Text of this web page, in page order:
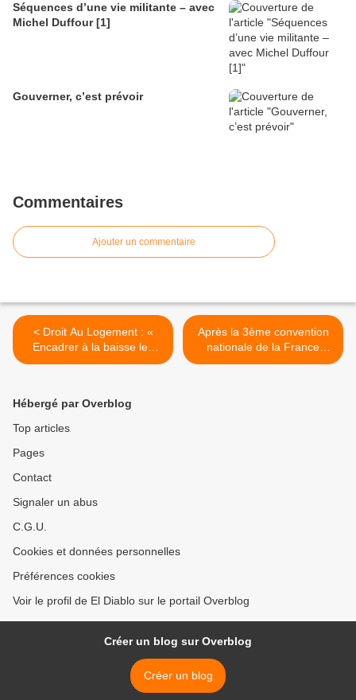
Séquences d’une vie militante – avec
Michel Duffour [1]
Gouverner, c’est prévoir
Commentaires
Ajouter un commentaire
< Droit Au Logement : «
Encadrer à la baisse les
loyers sur tout le territoire »
Après la 3ème convention
nationale de la France
Insoumise, un entretien
Hébergé par Overblog
Top articles
Pages
Contact
Signaler un abus
C.G.U.
Cookies et données personnelles
Préférences cookies
Voir le profil de El Diablo sur le portail Overblog
Créer un blog sur Overblog
Créer un blog